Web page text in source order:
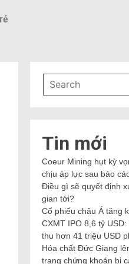
Tin mới
Coeur Mining hụt kỳ
chịu áp lực sau báo
Điều gì sẽ quyết định
gian tới?
Cổ phiếu châu Á tăng
CXMT IPO 8,6 tỷ
thu hơn 41 triệu USD
Hóa chất Đức Giang
trạng chứng khoán bị